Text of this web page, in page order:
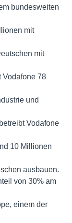
bundesweiten
mit
mit
Vodafone 78
und
Vodafone
10 Millionen
ausbauen.
von 30% am
einem der